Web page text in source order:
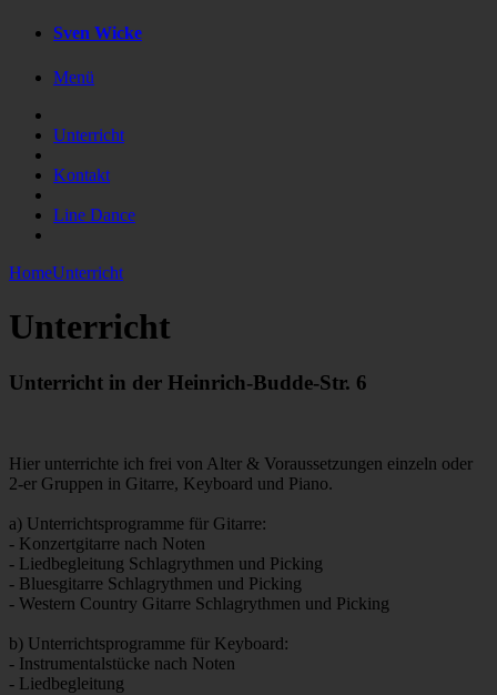
Sven Wicke
Menü
Unterricht
Kontakt
Line Dance
HomeUnterricht
Unterricht
Unterricht in der Heinrich-Budde-Str. 6
Hier unterrichte ich frei von Alter & Voraussetzungen einzeln oder
2-er Gruppen in Gitarre, Keyboard und Piano.
a) Unterrichtsprogramme für Gitarre:
- Konzertgitarre nach Noten
- Liedbegleitung Schlagrythmen und Picking
- Bluesgitarre Schlagrythmen und Picking
- Western Country Gitarre Schlagrythmen und Picking
b) Unterrichtsprogramme für Keyboard:
- Instrumentalstücke nach Noten
- Liedbegleitung